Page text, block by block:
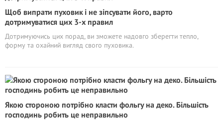
Щоб випрати пуховик і не зіпсувати його, варто
дотримуватися цих 3-х правил
Дотримуючись цих порад, ви зможете надовго зберегти тепло,
форму та охайний вигляд свого пуховика.
Якою стороною потрібно класти фольгу на деко. Більшість
господинь робить це неправильно